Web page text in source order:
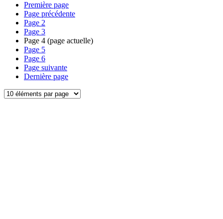
Première page
Page précédente
Page 2
Page 3
Page 4 (page actuelle)
Page 5
Page 6
Page suivante
Dernière page